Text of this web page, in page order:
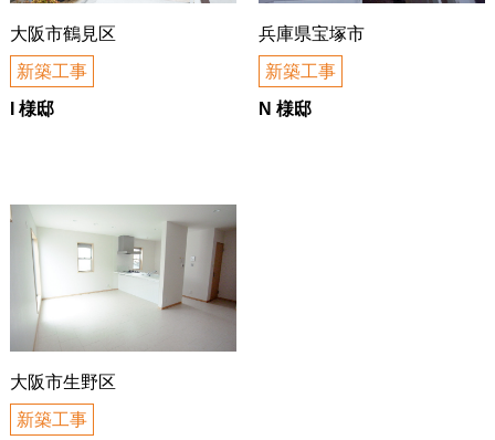
大阪市鶴見区
新築工事
I 様邸
兵庫県宝塚市
新築工事
N 様邸
大阪市生野区
新築工事